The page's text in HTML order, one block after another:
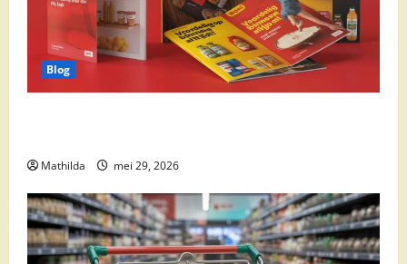
Blog
Mathilda mei 29, 2026